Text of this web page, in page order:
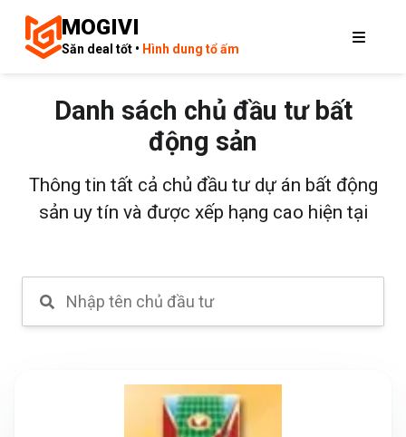
MOGIVI
Săn deal tốt • Hình dung tổ ấm
Danh sách chủ đầu tư bất
động sản
Thông tin tất cả chủ đầu tư dự án bất động
sản uy tín và được xếp hạng cao hiện tại